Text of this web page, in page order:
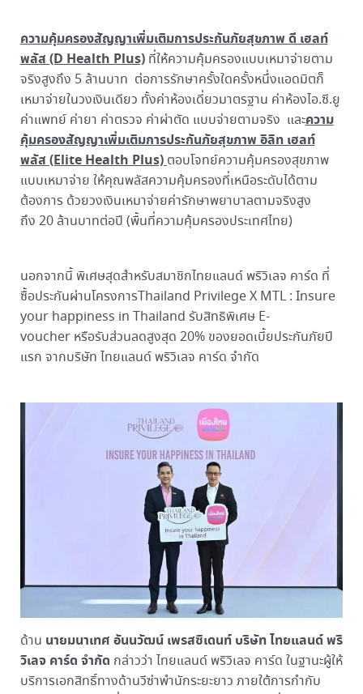
ความคุ้มครองสัญญาเพิ่มเติมการประกันภัยสุขภาพ ดี เฮลท์
พลัส (D Health Plus)ที่ให้ความคุ้มครองแบบเหมาจ่ายตาม
จริงสูงถึง 5 ล้านบาท ต่อการรักษาครั้งใดครั้งหนึ่งแอดมิตก็
เหมาจ่ายในวงเงินเดียว ทั้งค่าห้องเดี่ยวมาตรฐาน ค่าห้องไอ.ซี.ยู
ค่าแพทย์ ค่ายา ค่าตรวจ ค่าผ่าตัด แบบจ่ายตามจริง และความ
คุ้มครองสัญญาเพิ่มเติมการประกันภัยสุขภาพ อิลิท เฮลท์
พลัส (Elite Health Plus)ตอบโจทย์ความคุ้มครองสุขภาพ
แบบเหมาจ่าย ให้คุณพลัสความคุ้มครองที่เหนือระดับได้ตาม
ต้องการ ด้วยวงเงินเหมาจ่ายค่ารักษาพยาบาลตามจริงสูง
ถึง 20 ล้านบาทต่อปี (พื้นที่ความคุ้มครองประเทศไทย)
นอกจากนี้ พิเศษสุดสำหรับสมาชิกไทยแลนด์ พริวิเลจ คาร์ด ที่
ซื้อประกันผ่านโครงการThailand Privilege X MTL : Insure
your happiness in Thailand รับสิทธิพิเศษ E-
voucher หรือรับส่วนลดสูงสุด 20% ของยอดเบี้ยประกันภัยปี
แรก จากบริษัท ไทยแลนด์ พริวิเลจ คาร์ด จำกัด
ด้าน นายมนาเทศ อันนวัฒน์ เพรสซิเดนท์ บริษัท ไทยแลนด์ พริ
วิเลจ คาร์ด จำกัด กล่าวว่า ไทยแลนด์ พริวิเลจ คาร์ด ในฐานะผู้ให้
บริการเอกสิทธิ์ทางด้านวีซ่าพำนักระยะยาว ภายใต้การกำกับ